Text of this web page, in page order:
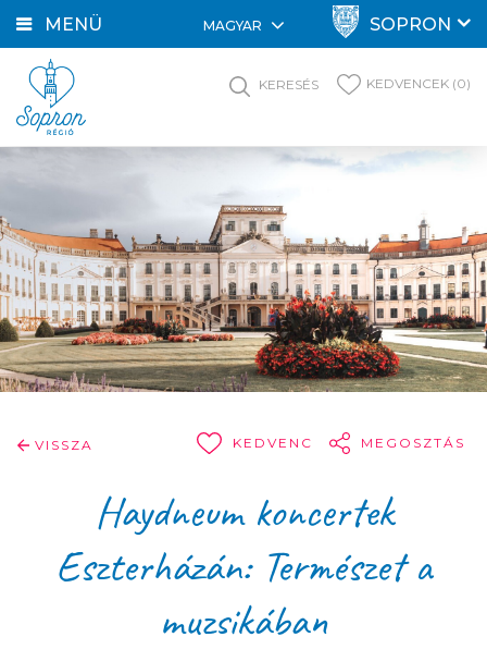
MENÜ MAGYAR SOPRON
KERESÉS KEDVENCEK (0)
VISSZA KEDVENC MEGOSZTÁS
Haydneum koncertek
Eszterházán: Természet a
muzsikában